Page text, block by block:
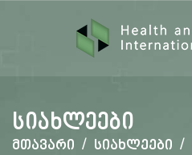
სიახლეები
მთავარი / სიახლეები /